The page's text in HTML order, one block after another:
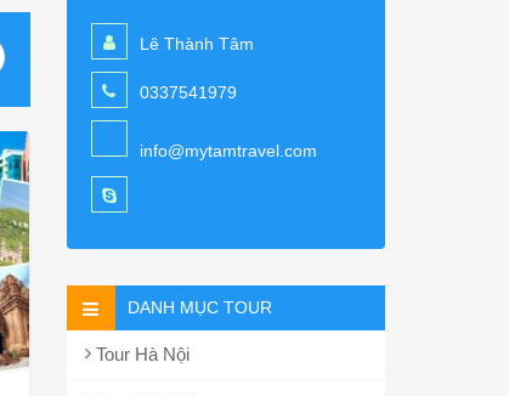
Lê Thành Tâm
0337541979
info@mytamtravel.com
DANH MỤC TOUR
Tour Hà Nội